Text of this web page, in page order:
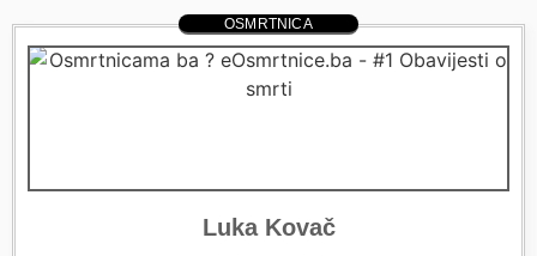
OSMRTNICA
Luka Kovač